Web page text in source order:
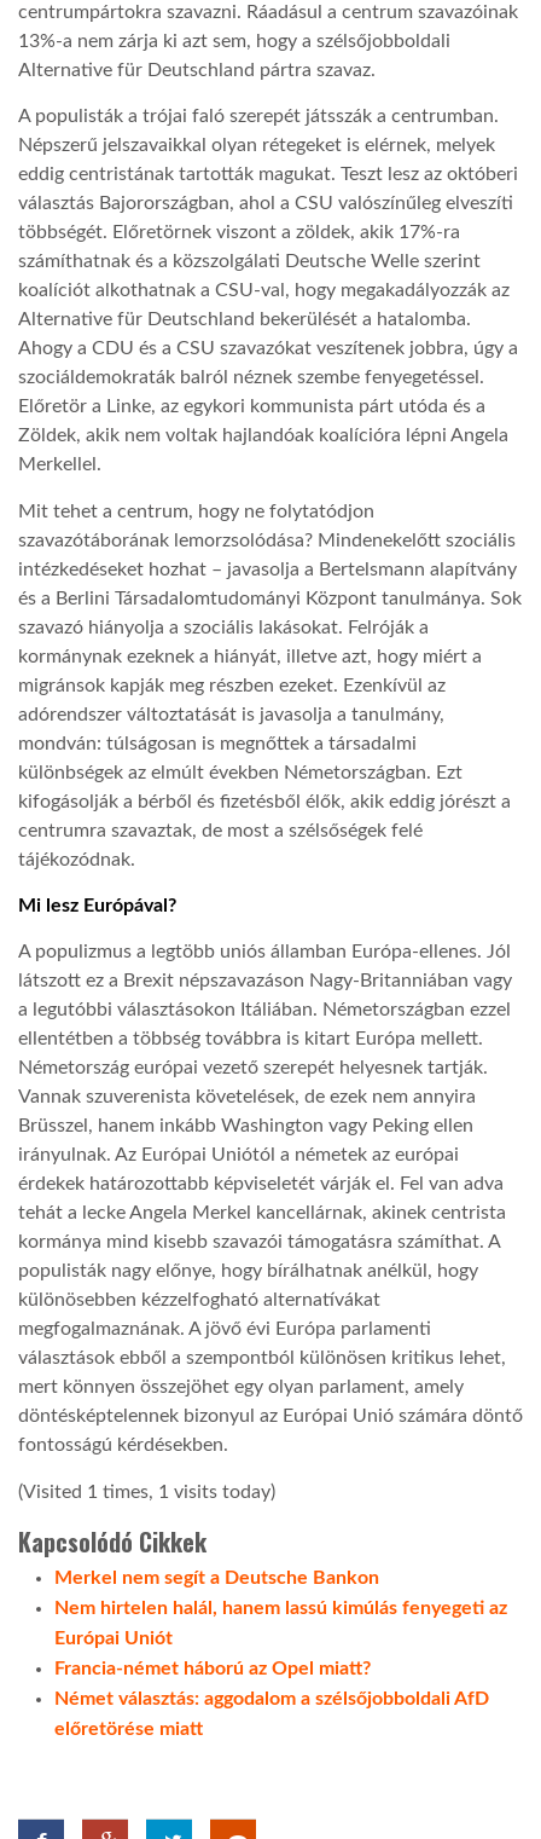
LINKTR.EE
GLOBOZSARU
DOBRAVERO.HU
LATIMO.HU
GLOBOBOOK
centrumpártokra szavazni. Ráadásul a centrum szavazóinak
13%-a nem zárja ki azt sem, hogy a szélsőjobboldali
Alternative für Deutschland pártra szavaz.
A populisták a trójai faló szerepét játsszák a centrumban.
Népszerű jelszavaikkal olyan rétegeket is elérnek, melyek
eddig centristának tartották magukat. Teszt lesz az októberi
választás Bajorországban, ahol a CSU valószínűleg elveszíti
többségét. Előretörnek viszont a zöldek, akik 17%-ra
számíthatnak és a közszolgálati Deutsche Welle szerint
koalíciót alkothatnak a CSU-val, hogy megakadályozzák az
Alternative für Deutschland bekerülését a hatalomba.
Ahogy a CDU és a CSU szavazókat veszítenek jobbra, úgy a
szociáldemokraták balról néznek szembe fenyegetéssel.
Előretör a Linke, az egykori kommunista párt utóda és a
Zöldek, akik nem voltak hajlandóak koalícióra lépni Angela
Merkellel.
Mit tehet a centrum, hogy ne folytatódjon
szavazótáborának lemorzsolódása? Mindenekelőtt szociális
intézkedéseket hozhat – javasolja a Bertelsmann alapítvány
és a Berlini Társadalomtudományi Központ tanulmánya. Sok
szavazó hiányolja a szociális lakásokat. Felróják a
kormánynak ezeknek a hiányát, illetve azt, hogy miért a
migránsok kapják meg részben ezeket. Ezenkívül az
adórendszer változtatását is javasolja a tanulmány,
mondván: túlságosan is megnőttek a társadalmi
különbségek az elmúlt években Németországban. Ezt
kifogásolják a bérből és fizetésből élők, akik eddig jórészt a
centrumra szavaztak, de most a szélsőségek felé
tájékozódnak.
Mi lesz Európával?
A populizmus a legtöbb uniós államban Európa-ellenes. Jól
látszott ez a Brexit népszavazáson Nagy-Britanniában vagy
a legutóbbi választásokon Itáliában. Németországban ezzel
ellentétben a többség továbbra is kitart Európa mellett.
Németország európai vezető szerepét helyesnek tartják.
Vannak szuverenista követelések, de ezek nem annyira
Brüsszel, hanem inkább Washington vagy Peking ellen
irányulnak. Az Európai Uniótól a németek az európai
érdekek határozottabb képviseletét várják el. Fel van adva
tehát a lecke Angela Merkel kancellárnak, akinek centrista
kormánya mind kisebb szavazói támogatásra számíthat. A
populisták nagy előnye, hogy bírálhatnak anélkül, hogy
különösebben kézzelfogható alternatívákat
megfogalmaznának. A jövő évi Európa parlamenti
választások ebből a szempontból különösen kritikus lehet,
mert könnyen összejöhet egy olyan parlament, amely
döntésképtelennek bizonyul az Európai Unió számára döntő
fontosságú kérdésekben.
(Visited 1 times, 1 visits today)
Kapcsolódó Cikkek
Merkel nem segít a Deutsche Bankon
Nem hirtelen halál, hanem lassú kimúlás fenyegeti az
Európai Uniót
Francia-német háború az Opel miatt?
Német választás: aggodalom a szélsőjobboldali AfD
előretörése miatt